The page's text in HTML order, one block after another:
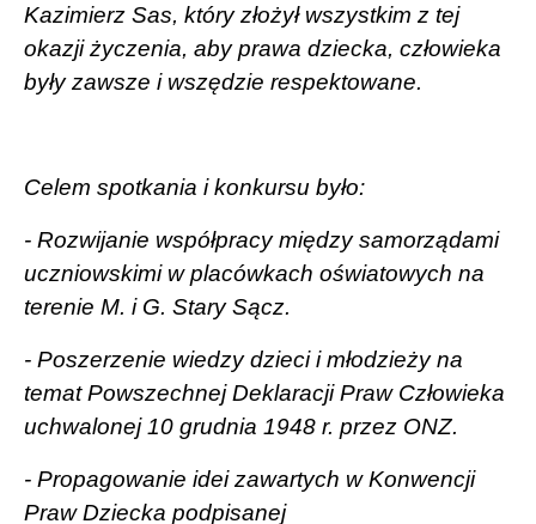
Kazimierz Sas, który złożył wszystkim z tej
okazji życzenia, aby prawa dziecka, człowieka
były zawsze i wszędzie respektowane.
Celem spotkania i konkursu było:
- Rozwijanie współpracy między samorządami
uczniowskimi w placówkach oświatowych na
terenie M. i G. Stary Sącz.
- Poszerzenie wiedzy dzieci i młodzieży na
temat Powszechnej Deklaracji Praw Człowieka
uchwalonej 10 grudnia 1948 r. przez ONZ.
- Propagowanie idei zawartych w Konwencji
Praw Dziecka podpisanej